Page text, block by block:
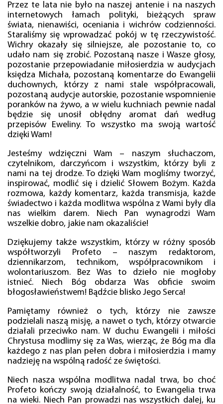
Przez te lata nie było na naszej antenie i na naszych
internetowych łamach polityki, bieżących spraw
świata, nienawiści, oceniania i wichrów codzienności.
Staraliśmy się wprowadzać pokój w tę rzeczywistość.
Wichry okazały się silniejsze, ale pozostanie to, co
udało nam się zrobić. Pozostaną nasze i Wasze głosy,
pozostanie przepowiadanie miłosierdzia w audycjach
księdza Michała, pozostaną komentarze do Ewangelii
duchownych, którzy z nami stale współpracowali,
pozostaną audycje autorskie, pozostanie wspomnienie
poranków na żywo, a w wielu kuchniach pewnie nadal
będzie się unosił obłędny aromat dań według
przepisów Eweliny. To wszystko ma swoją wartość
dzięki Wam!
Jesteśmy wdzięczni Wam – naszym słuchaczom,
czytelnikom, darczyńcom i wszystkim, którzy byli z
nami na tej drodze. To dzięki Wam mogliśmy tworzyć,
inspirować, modlić się i dzielić Słowem Bożym. Każda
rozmowa, każdy komentarz, każda transmisja, każde
świadectwo i każda modlitwa wspólna z Wami były dla
nas wielkim darem. Niech Pan wynagrodzi Wam
wszelkie dobro, jakie nam okazaliście!
Dziękujemy także wszystkim, którzy w różny sposób
współtworzyli Profeto – naszym redaktorom,
dziennikarzom, technikom, współpracownikom i
wolontariuszom. Bez Was to dzieło nie mogłoby
istnieć. Niech Bóg obdarza Was obficie swoim
błogosławieństwem! Bądźcie blisko Jego Serca!
Pamiętamy również o tych, którzy nie zawsze
podzielali naszą misję, a nawet o tych, którzy otwarcie
działali przeciwko nam. W duchu Ewangelii i miłości
Chrystusa modlimy się za Was, wierząc, że Bóg ma dla
każdego z nas plan pełen dobra i miłosierdzia i mamy
nadzieję na wspólną radość ze świętości.
Niech nasza wspólna modlitwa nadal trwa, bo choć
Profeto kończy swoją działalność, to Ewangelia trwa
na wieki. Niech Pan prowadzi nas wszystkich dalej, ku